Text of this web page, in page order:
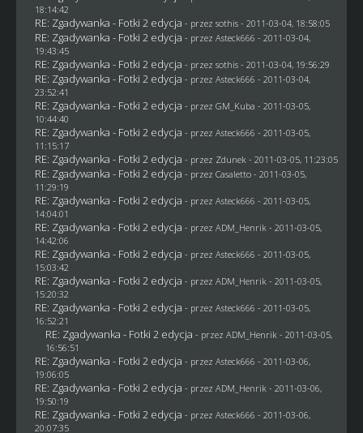
18:14:42
RE: Zgadywanka - Fotki 2 edycja - przez sothis- 2011-03-04, 18:58:05
RE: Zgadywanka - Fotki 2 edycja - przez Asteck666 - 2011-03-04,
19:43:45
RE: Zgadywanka - Fotki 2 edycja - przez sothis- 2011-03-04, 19:56:29
RE: Zgadywanka - Fotki 2 edycja - przez Asteck666 - 2011-03-04,
23:52:41
RE: Zgadywanka - Fotki 2 edycja - przez GM_Kuba - 2011-03-05,
10:44:40
RE: Zgadywanka - Fotki 2 edycja - przez Asteck666 - 2011-03-05,
11:15:17
RE: Zgadywanka - Fotki 2 edycja - przez Zdunek - 2011-03-05, 11:23:05
RE: Zgadywanka - Fotki 2 edycja - przez Casaletto- 2011-03-05,
11:29:19
RE: Zgadywanka - Fotki 2 edycja - przez Asteck666 - 2011-03-05,
14:04:01
RE: Zgadywanka - Fotki 2 edycja - przez ADM_Henrik - 2011-03-05,
14:42:06
RE: Zgadywanka - Fotki 2 edycja - przez Asteck666 - 2011-03-05,
15:03:42
RE: Zgadywanka - Fotki 2 edycja - przez ADM_Henrik - 2011-03-05,
15:20:32
RE: Zgadywanka - Fotki 2 edycja - przez Asteck666 - 2011-03-05,
16:52:21
RE: Zgadywanka - Fotki 2 edycja - przez ADM_Henrik - 2011-03-05,
16:56:51
RE: Zgadywanka - Fotki 2 edycja - przez Asteck666 - 2011-03-06,
19:06:05
RE: Zgadywanka - Fotki 2 edycja - przez ADM_Henrik - 2011-03-06,
19:50:19
RE: Zgadywanka - Fotki 2 edycja - przez Asteck666 - 2011-03-06,
20:07:35